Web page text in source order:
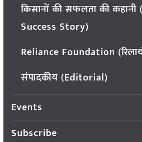
किसानों की सफलता की
Success Story)
Reliance Foundation
संपादकीय (Editorial)
Events
Subscribe